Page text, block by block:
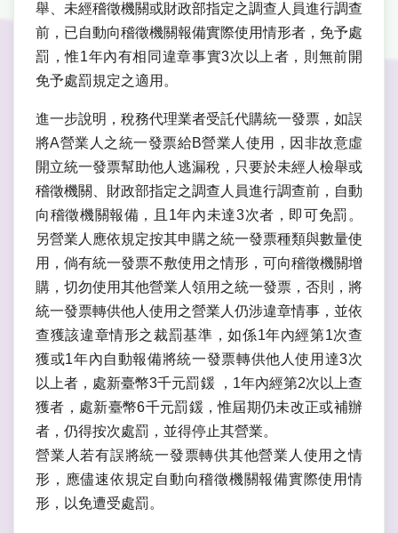
舉、未經稽徵機關或財政部指定之調查人員進行調查
前，已自動向稽徵機關報備實際使用情形者，免予處
罰，惟1年內有相同違章事實3次以上者，則無前開
免予處罰規定之適用。
進一步說明，稅務代理業者受託代購統一發票，如誤
將A營業人之統一發票給B營業人使用，因非故意虛
開立統一發票幫助他人逃漏稅，只要於未經人檢舉或
稽徵機關、財政部指定之調查人員進行調查前，自動
向稽徵機關報備，且1年內未達3次者，即可免罰。
另營業人應依規定按其申購之統一發票種類與數量使
用，倘有統一發票不敷使用之情形，可向稽徵機關增
購，切勿使用其他營業人領用之統一發票，否則，將
統一發票轉供他人使用之營業人仍涉違章情事，並依
查獲該違章情形之裁罰基準，如係1年內經第1次查
獲或1年內自動報備將統一發票轉供他人使用達3次
以上者，處新臺幣3千元罰鍰 ，1年內經第2次以上查
獲者，處新臺幣6千元罰鍰，惟屆期仍未改正或補辦
者，仍得按次處罰，並得停止其營業。
營業人若有誤將統一發票轉供其他營業人使用之情
形，應儘速依規定自動向稽徵機關報備實際使用情
形，以免遭受處罰。